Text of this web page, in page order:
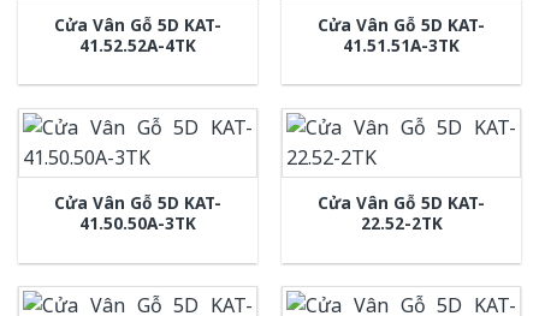
Cửa Vân Gỗ 5D KAT-
41.52.52A-4TK
Cửa Vân Gỗ 5D KAT-
41.51.51A-3TK
Cửa Vân Gỗ 5D KAT-
41.50.50A-3TK
Cửa Vân Gỗ 5D KAT-
22.52-2TK